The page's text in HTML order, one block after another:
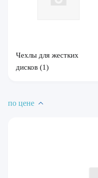
Чехлы для жестких
дисков (1)
по цене